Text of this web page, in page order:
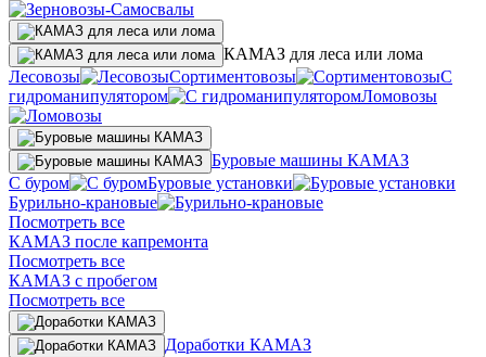
КАМАЗ для леса или лома
Лесовозы
Сортиментовозы
С
гидроманипулятором
Ломовозы
Буровые машины КАМАЗ
С буром
Буровые установки
Бурильно-крановые
Посмотреть все
КАМАЗ после капремонта
Посмотреть все
КАМАЗ с пробегом
Посмотреть все
Доработки КАМАЗ